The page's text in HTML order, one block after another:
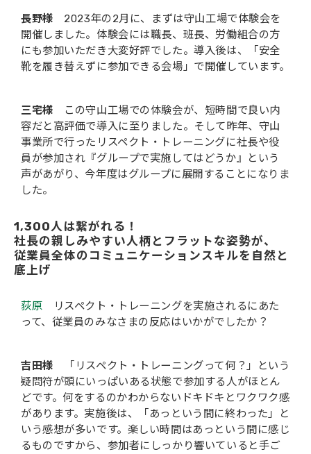
長野様 2023年の2月に、まずは守山工場で体験会を
開催しました。体験会には職長、班長、労働組合の方
にも参加いただき大変好評でした。導入後は、「安全
靴を履き替えずに参加できる会場」で開催しています。
三宅様 この守山工場での体験会が、短時間で良い内
容だと高評価で導入に至りました。そして昨年、守山
事業所で行ったリスペクト・トレーニングに社長や役
員が参加され『グループで実施してはどうか』という
声があがり、今年度はグループに展開することになりま
した。
1,300人は繋がれる！
社長の親しみやすい人柄とフラットな姿勢が、
従業員全体のコミュニケーションスキルを自然と
底上げ
荻原 リスペクト・トレーニングを実施されるにあた
って、従業員のみなさまの反応はいかがでしたか？
吉田様 「リスペクト・トレーニングって何？」という
疑問符が頭にいっぱいある状態で参加する人がほとん
どです。何をするのかわからないドキドキとワクワク感
があります。実施後は、「あっという間に終わった」と
いう感想が多いです。楽しい時間はあっという間に感じ
るものですから、参加者にしっかり響いていると手ご